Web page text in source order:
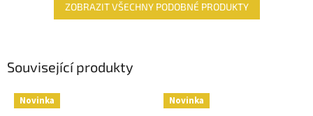
ZOBRAZIT VŠECHNY PODOBNÉ PRODUKTY
Související produkty
Novinka Novinka